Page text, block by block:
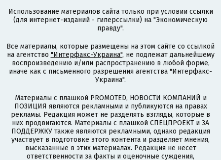
Использование материалов сайта только при условии ссылки
(для интернет-изданий - гиперссылки) на "Экономическую
правду".
Все материалы, которые размещены на этом сайте со ссылкой
на агентство "Интерфакс-Украина", не подлежат дальнейшему
воспроизведению и/или распространению в любой форме,
иначе как с письменного разрешения агентства "Интерфакс-
Украина".
Материалы с плашкой PROMOTED, НОВОСТИ КОМПАНИЙ и
ПОЗИЦИЯ являются рекламными и публикуются на правах
рекламы. Редакция может не разделять взгляды, которые в
них продвигаются. Материалы с плашкой СПЕЦПРОЕКТ и ЗА
ПОДДЕРЖКУ также являются рекламными, однако редакция
участвует в подготовке этого контента и разделяет мнения,
высказанные в этих материалах. Редакция не несет
ответственности за факты и оценочные суждения,